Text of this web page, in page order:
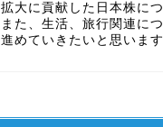
拡大に貢献した日本株に
また、生活、旅行関連に
進めていきたいと思います